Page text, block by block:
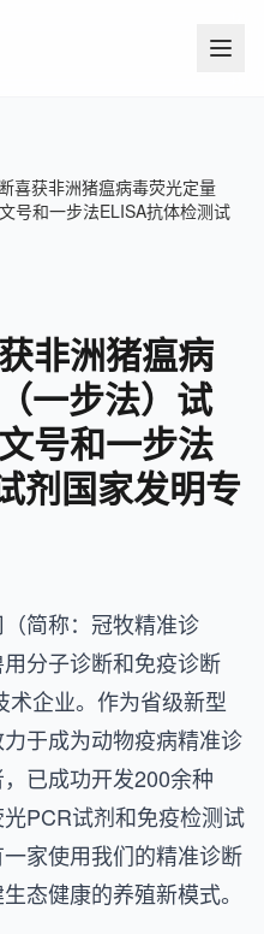
喜获非洲猪瘟病毒荧光定量
号和一步法ELISA抗体检测试
非洲猪瘟病
一步法）试
号和一步法
剂国家发明专
简称：冠牧精准诊
分子诊断和免疫诊断
企业。作为省级新型
于成为动物疫病精准诊
已成功开发200余种
PCR试剂和免疫检测试
家使用我们的精准诊断
态健康的养殖新模式。